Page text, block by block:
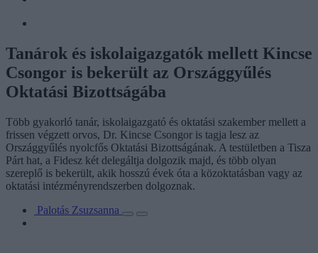
Tanárok és iskolaigazgatók mellett Kincse
Csongor is bekerült az Országgyűlés
Oktatási Bizottságába
Több gyakorló tanár, iskolaigazgató és oktatási szakember mellett a
frissen végzett orvos, Dr. Kincse Csongor is tagja lesz az
Országgyűlés nyolcfős Oktatási Bizottságának. A testületben a Tisza
Párt hat, a Fidesz két delegáltja dolgozik majd, és több olyan
szereplő is bekerült, akik hosszú évek óta a közoktatásban vagy az
oktatási intézményrendszerben dolgoznak.
Palotás Zsuzsanna